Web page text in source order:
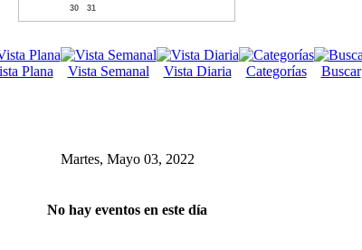
30 31
Plana Vista Semanal Vista Diaria Categorías Buscar
Martes, Mayo 03, 2022
No hay eventos en este día